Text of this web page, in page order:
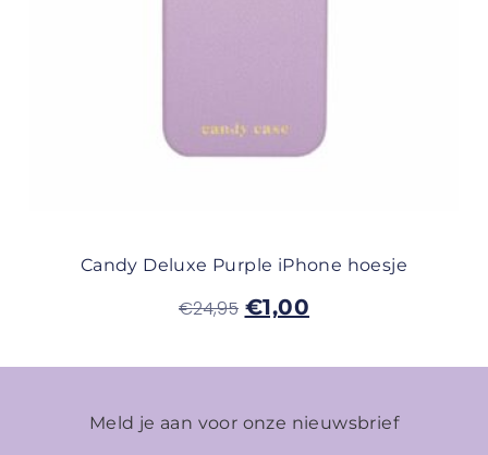
Candy Deluxe Purple iPhone hoesje
€24,95 €1,00
Meld je aan voor onze nieuwsbrief